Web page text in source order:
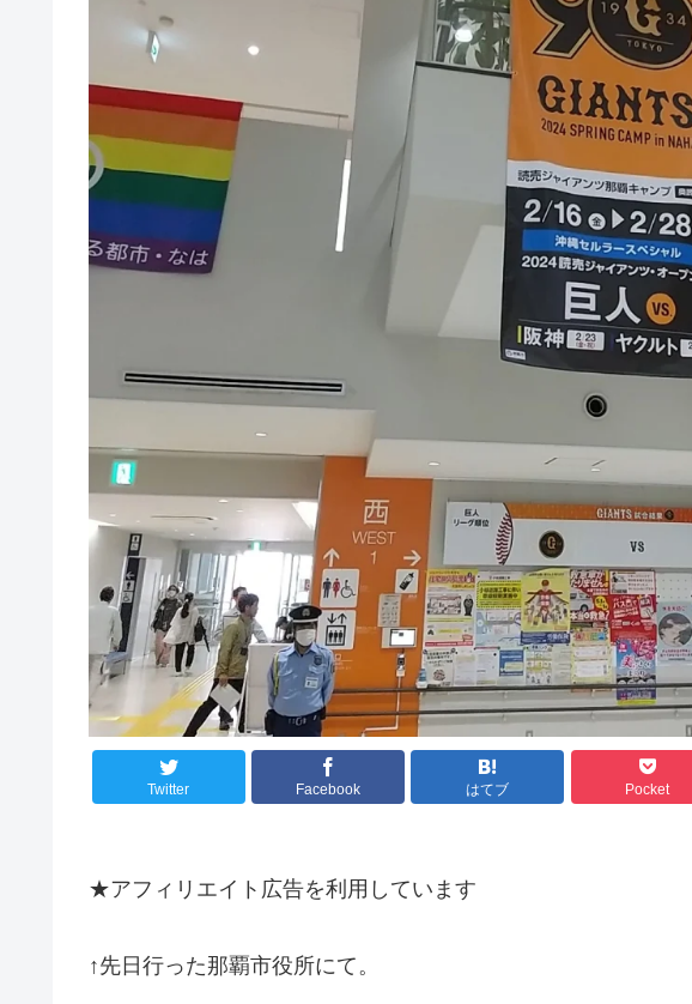
Twitter Facebook はてブ Pocket
★アフィリエイト広告を利用しています
↑先日行った那覇市役所にて。